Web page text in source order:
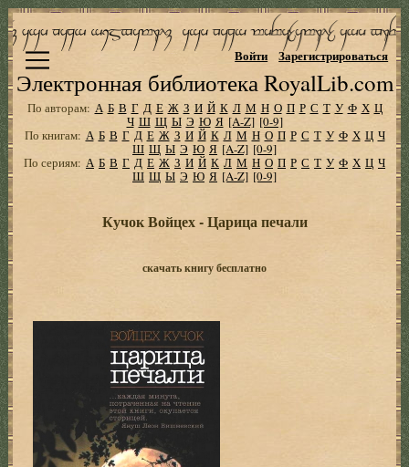
Электронная библиотека RoyalLib.com
Войти Зарегистрироваться
По авторам: А Б В Г Д Е Ж З И Й К Л М Н О П Р С Т У Ф Х Ц
Ч Ш Щ Ы Э Ю Я [A-Z] [0-9]
По книгам: А Б В Г Д Е Ж З И Й К Л М Н О П Р С Т У Ф Х Ц Ч
Ш Щ Ы Э Ю Я [A-Z] [0-9]
По сериям: А Б В Г Д Е Ж З И Й К Л М Н О П Р С Т У Ф Х Ц Ч
Ш Щ Ы Э Ю Я [A-Z] [0-9]
Кучок Войцех - Царица печали
скачать книгу бесплатно